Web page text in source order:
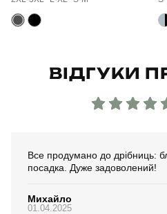
ВІДГУКИ
Все продумано до дрібниць:
посадка. Дуже задоволений!
Михайло
01.04.2025